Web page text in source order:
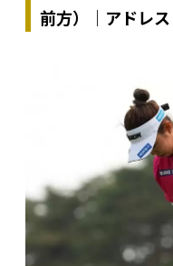
前方）｜アドレス